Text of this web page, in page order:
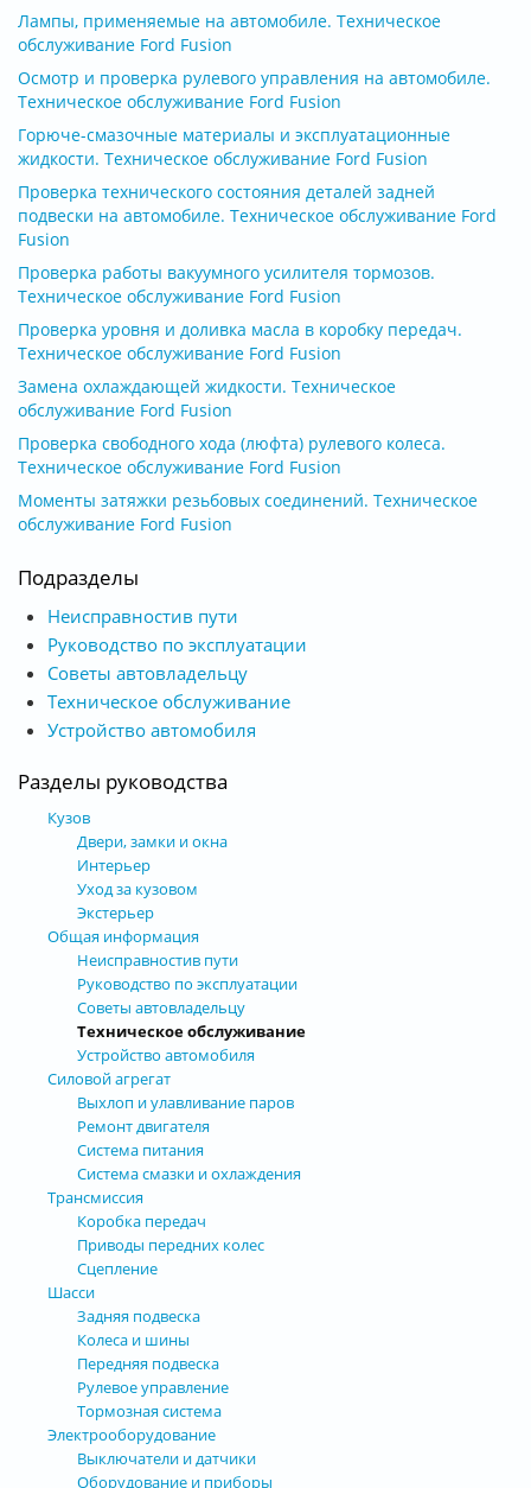
Лампы, применяемые на автомобиле. Техническое
обслуживание Ford Fusion
Осмотр и проверка рулевого управления на автомобиле.
Техническое обслуживание Ford Fusion
Горюче-смазочные материалы и эксплуатационные
жидкости. Техническое обслуживание Ford Fusion
Проверка технического состояния деталей задней
подвески на автомобиле. Техническое обслуживание Ford
Fusion
Проверка работы вакуумного усилителя тормозов.
Техническое обслуживание Ford Fusion
Проверка уровня и доливка масла в коробку передач.
Техническое обслуживание Ford Fusion
Замена охлаждающей жидкости. Техническое
обслуживание Ford Fusion
Проверка свободного хода (люфта) рулевого колеса.
Техническое обслуживание Ford Fusion
Моменты затяжки резьбовых соединений. Техническое
обслуживание Ford Fusion
Подразделы
Неисправностив пути
Руководство по эксплуатации
Советы автовладельцу
Техническое обслуживание
Устройство автомобиля
Разделы руководства
Кузов
Двери, замки и окна
Интерьер
Уход за кузовом
Экстерьер
Общая информация
Неисправностив пути
Руководство по эксплуатации
Советы автовладельцу
Техническое обслуживание
Устройство автомобиля
Силовой агрегат
Выхлоп и улавливание паров
Ремонт двигателя
Система питания
Система смазки и охлаждения
Трансмиссия
Коробка передач
Приводы передних колес
Сцепление
Шасси
Задняя подвеска
Колеса и шины
Передняя подвеска
Рулевое управление
Тормозная система
Электрооборудование
Выключатели и датчики
Оборудование и приборы